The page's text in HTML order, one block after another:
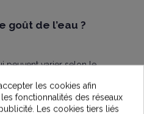
goût de l’eau ?
peuvent varier selon le
les cookies afin
fonctionnalités des réseaux
Les cookies tiers liés